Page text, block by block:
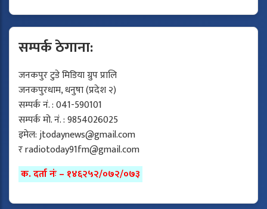
सम्पर्क ठेगाना:
जनकपुर टुडे मिडिया ग्रुप प्रालि
जनकपुरधाम, धनुषा (प्रदेश २)
सम्पर्क नं. : 041-590101
सम्पर्क मो. नं. : 9854026025
इमेल:jtodaynews@gmail.com
रradiotoday91fm@gmail.com
क. दर्ता नंः – १४६२५२/०७२/०७३